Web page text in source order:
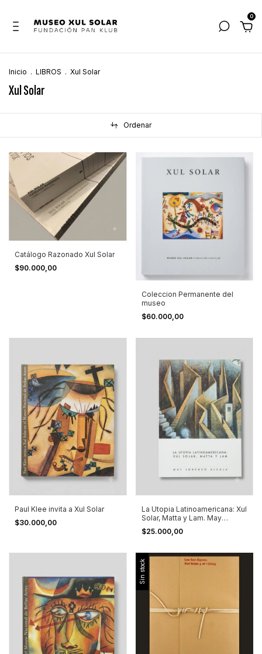
0
Inicio . LIBROS . Xul Solar
Xul Solar
Ordenar
Catálogo Razonado Xul Solar
$90.000,00
Coleccion Permanente del
museo
$60.000,00
Paul Klee invita a Xul Solar
$30.000,00
La Utopia Latinoamericana: Xul
Solar, Matta y Lam. May
Lorenzo Alcalá
$25.000,00
Sin stock